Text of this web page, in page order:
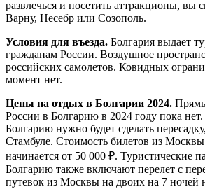
развлечься и посетить аттракционы, вы
Варну, Несебр или Созополь.
Условия для въезда. Болгария выдает
гражданам России. Воздушное
российских самолетов. Ковидных
момент нет.
Цены на отдых в Болгарии 2024.
России в Болгарию в 2024 году пока
Болгарию нужно будет сделать
Стамбуле. Стоимость билетов из
начинается от 50 000 ₽. Туристические
Болгарию также включают перелет с
путевок из Москвы на двоих на 7 ночей